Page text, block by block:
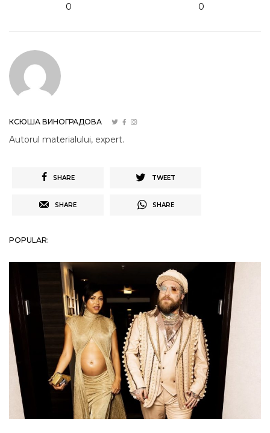
0 0
КСЮША ВИНОГРАДОВА
Autorul materialului, expert.
SHARE TWEET
SHARE SHARE
POPULAR: